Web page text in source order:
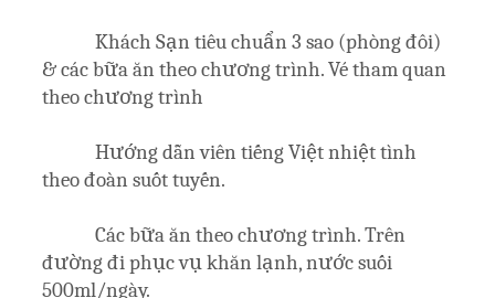
Khách Sạn tiêu chuẩn 3 sao (phòng đôi)
& các bữa ăn theo chương trình. Vé tham quan
theo chương trình
Hướng dẫn viên tiếng Việt nhiệt tình
theo đoàn suốt tuyến.
Các bữa ăn theo chương trình. Trên
đường đi phục vụ khăn lạnh, nước suối
500ml/ngày.